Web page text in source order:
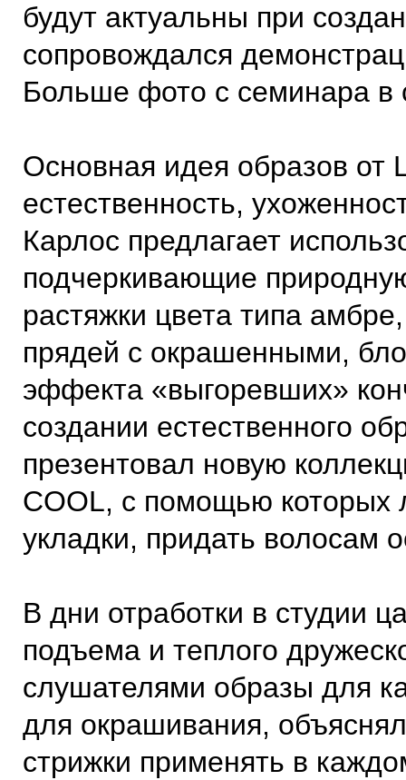
будут актуальны при
сопровождался
Больше фото с семинара в
Основная идея образов от
естественность,
Карлос предлагает
подчеркивающие
растяжки цвета типа
прядей с окрашенными,
эффекта «выгоревших»
создании естественного
презентовал новую
COOL, с помощью которых
укладки, придать волосам
В дни отработки в студии
подъема и теплого
слушателями образы для
для окрашивания,
стрижки применять в